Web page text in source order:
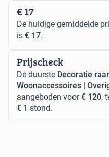
€ 17
De huidige gemiddelde
is € 17.
Prijscheck
De duurste Decoratie
Woonaccessoires |
aangeboden voor€ 120,
€ 1 stond.